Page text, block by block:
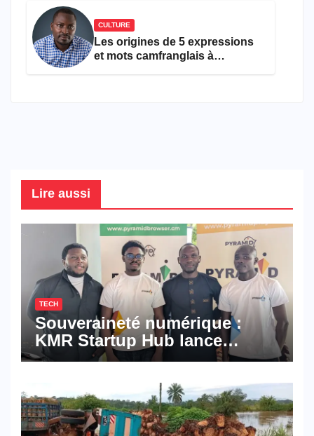
CULTURE
Les origines de 5 expressions
et mots camfranglais à
Lire aussi
TECH
Souveraineté numérique :
KMR Startup Hub lance
Pyramid Browser et Pyramid
numériques made in
Cameroon